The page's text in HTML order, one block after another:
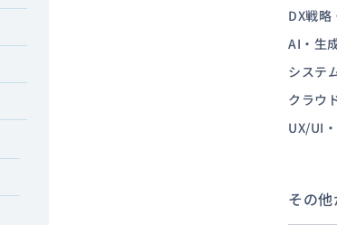
DX戦
AI・生
システ
クラウ
UX/UI
その